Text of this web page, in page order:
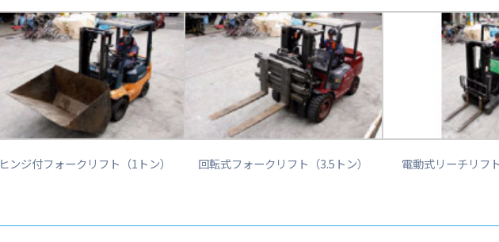
ヒンジ付フォークリフト（1トン） 回転式フォークリフト（3.5トン） 電動式リーチリフ